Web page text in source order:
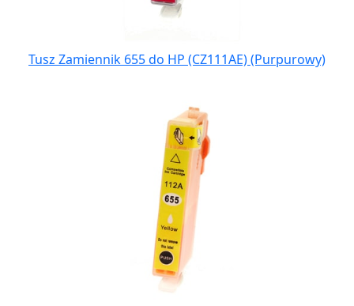
Tusz Zamiennik 655 do HP (CZ111AE) (Purpurowy)